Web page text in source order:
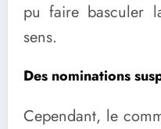
pu faire basculer
sens.
Des nominations
Cependant, le